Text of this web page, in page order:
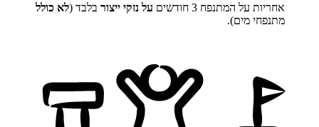
אחריות על המתנפח 3 חודשים על נזקי ייצור בלבד (לא כולל
מתנפחי מים).